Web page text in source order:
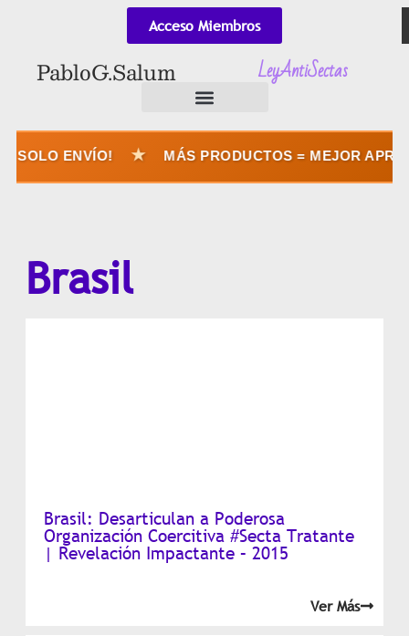
Acceso Miembros
Pablo G. Salum LeyAntiSectas
ENVÍO! MÁS PRODUCTOS = MEJOR
Brasil
Brasil: Desarticulan a Poderosa
Organización Coercitiva #Secta Tratante
| Revelación Impactante – 2015
Ver Más